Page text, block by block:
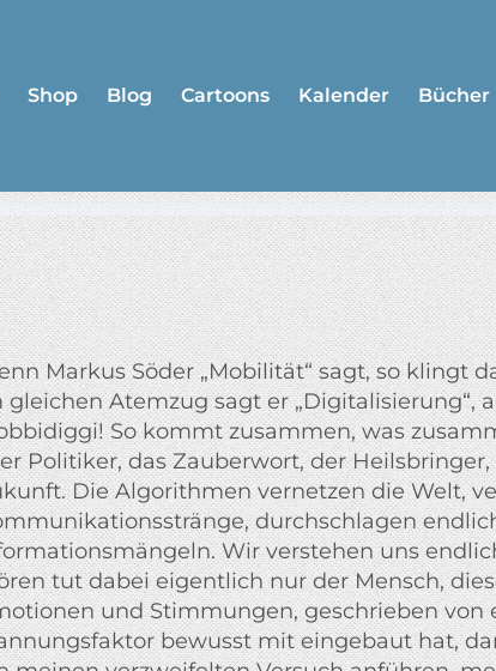
Shop Blog Cartoons Kalender Bücher
Markus Söder „Mobilität“ sagt, so klingt
gleichen Atemzug sagt er „Digitalisierung“,
So kommt zusammen, was
Politiker, das Zauberwort, der
Die Algorithmen vernetzen die Welt,
durchschlagen
Wir verstehen uns
tut dabei eigentlich nur der Mensch,
und Stimmungen, geschrieben
bewusst mit eingebaut hat,